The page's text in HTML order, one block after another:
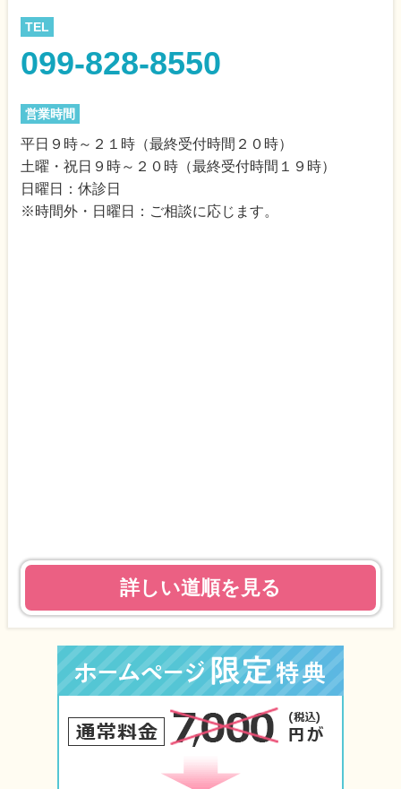
TEL
099-828-8550
営業時間
平日９時～２１時（最終受付時間２０時）
土曜・祝日９時～２０時（最終受付時間１９時）
日曜日：休診日
※時間外・日曜日：ご相談に応じます。
詳しい道順を見る